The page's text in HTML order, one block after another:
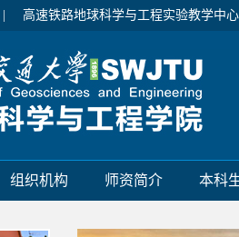
高速铁路地球科学与工程实验教学中
组织机构 师资简介 本科